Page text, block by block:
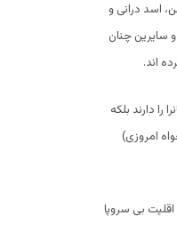
اسد درانی و
سایرین چنان
اند.
دارند بلکه
امروزی)
بی سروپا